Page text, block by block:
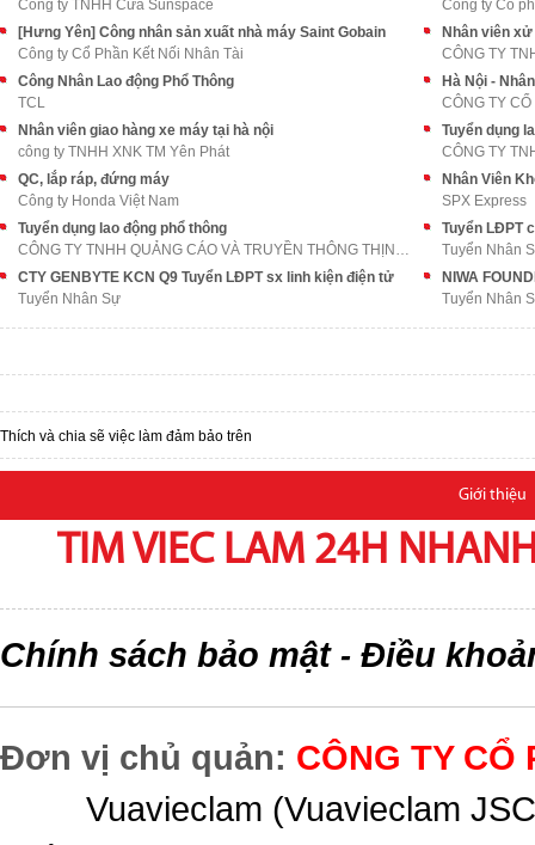
Công ty TNHH Cửa Sunspace
Công ty Cổ
[Hưng Yên] Công nhân sản xuất nhà máy Saint Gobain
Công ty Cổ Phần Kết Nối Nhân Tài
Nhân viên
CÔNG TY
Công Nhân Lao động Phổ Thông
TCL
Hà Nội -
CÔNG TY
Nhân viên giao hàng xe máy tại hà nội
công ty TNHH XNK TM Yên Phát
Tuyển dụng
QC, lắp ráp, đứng máy
Công ty Honda Việt Nam
Nhân Viên
SPX Express
Tuyển dụng lao động phổ thông
CÔNG TY TNHH QUẢNG CÁO VÀ TRUYỀN THÔNG THỊNH AN PH
Tuyển Nhân
CTY GENBYTE KCN Q9 Tuyển LĐPT sx linh kiện điện tử
Tuyển Nhân Sự
Tuyển Nhân
Thích và chia sẽ việc làm đảm bảo trên
Giới thiệu
TIM VIEC LAM 24H
Chính sách bảo mật- Điều
Đơn vị chủ quản: CÔNG TY CỔ
Vuavieclam (Vuavieclam